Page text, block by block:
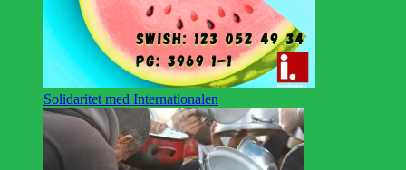
Solidaritet med Internationalen